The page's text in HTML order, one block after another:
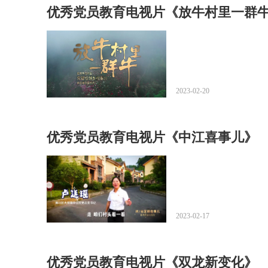
优秀党员教育电视片《放牛村里一群
2023-02-20
优秀党员教育电视片《中江喜事儿》
2023-02-17
优秀党员教育电视片《双龙新变化》